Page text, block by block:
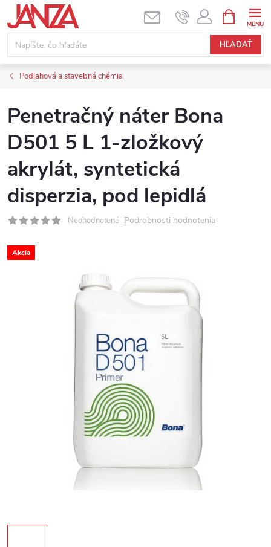
Prejsť na obsah
HĽADAŤ
Podlahová a stavebná chémia
Penetračný náter Bona
D501 5 L 1-zložkový
akrylát, syntetická
disperzia, pod lepidlá
Neohodnotené Podrobnosti hodnotenia
Akcia